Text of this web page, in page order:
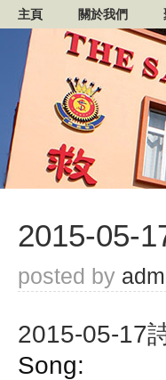
主頁 關於我們
2015-05-
posted by
2015-05-17
Song: